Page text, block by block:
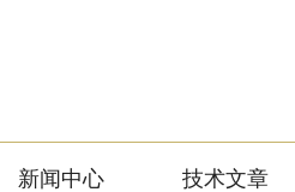
新闻中心 技术文章